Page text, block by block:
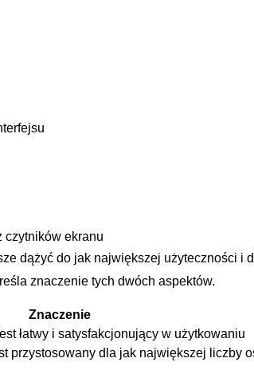
czytników ekranu
dążyć‍ do jak największej użyteczności⁢ i
znaczenie tych ‍dwóch aspektów.
Znaczenie
łatwy i⁣ satysfakcjonujący⁣ w użytkowaniu
przystosowany dla‍ jak największej ‌liczby